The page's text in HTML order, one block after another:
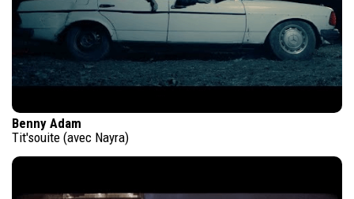
Benny Adam
Tit'souite (avec Nayra)